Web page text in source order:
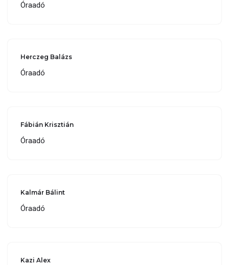
Óraadó
Herczeg Balázs
Óraadó
Fábián Krisztián
Óraadó
Kalmár Bálint
Óraadó
Kazi Alex